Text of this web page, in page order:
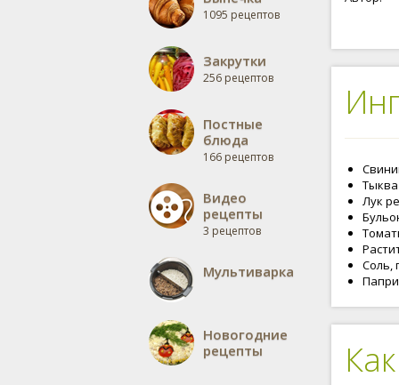
1095 рецептов
Закрутки
256 рецептов
Постные
блюда
166 рецептов
Видео
рецепты
3 рецептов
Мультиварка
Новогодние
рецепты
Тыква
Лук
Соль,